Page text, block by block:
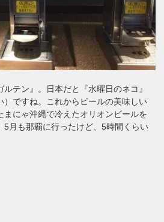
テン』。日本だと『水曜日のネコ』
）ですね。これからビールの美味しい
まにゃ沖縄で冷えたオリオンビールを
月も那覇に行ったけど、5時間くらい